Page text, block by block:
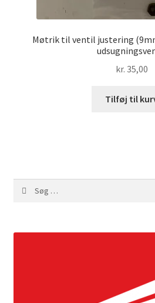
Møtrik til ventil justering
kr. 35,00
Tilføj til